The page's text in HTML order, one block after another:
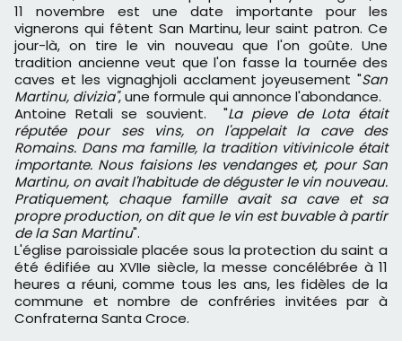
11 novembre est une date importante pour les
vignerons qui fêtent San Martinu, leur saint patron. Ce
jour-là, on tire le vin nouveau que l'on goûte. Une
tradition ancienne veut que l'on fasse la tournée des
caves et les vignaghjoli acclament joyeusement "San
Martinu, divizia", une formule qui annonce l'abondance.
Antoine Retali se souvient. "La pieve de Lota était
réputée pour ses vins, on l'appelait la cave des
Romains. Dans ma famille, la tradition vitivinicole était
importante. Nous faisions les vendanges et, pour San
Martinu, on avait l'habitude de déguster le vin nouveau.
Pratiquement, chaque famille avait sa cave et sa
propre production, on dit que le vin est buvable à partir
de la San Martinu".
L'église paroissiale placée sous la protection du saint a
été édifiée au XVIIe siècle, la messe concélébrée à 11
heures a réuni, comme tous les ans, les fidèles de la
commune et nombre de confréries invitées par à
Confraterna Santa Croce.